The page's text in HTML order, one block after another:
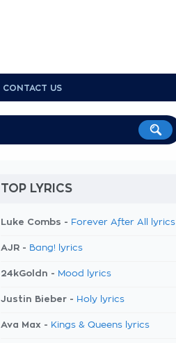
CONTACT US
TOP LYRICS
Luke Combs - Forever After All lyrics
AJR - Bang! lyrics
24kGoldn - Mood lyrics
Justin Bieber - Holy lyrics
Ava Max - Kings & Queens lyrics